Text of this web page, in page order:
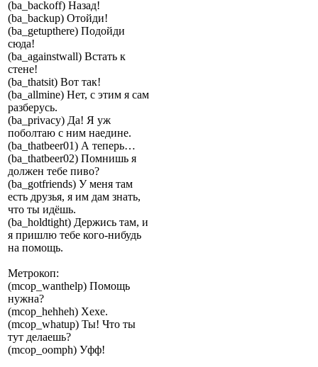
(ba_backoff) Назад!
(ba_backup) Отойди!
(ba_getupthere) Подойди
сюда!
(ba_againstwall) Встать к
стене!
(ba_thatsit) Вот так!
(ba_allmine) Нет, с этим я сам
разберусь.
(ba_privacy) Да! Я уж
поболтаю с ним наедине.
(ba_thatbeer01) А теперь…
(ba_thatbeer02) Помнишь я
должен тебе пиво?
(ba_gotfriends) У меня там
есть друзья, я им дам знать,
что ты идёшь.
(ba_holdtight) Держись там, и
я пришлю тебе кого-нибудь
на помощь.
Метрокоп:
(mcop_wanthelp) Помощь
нужна?
(mcop_hehheh) Хехе.
(mcop_whatup) Ты! Что ты
тут делаешь?
(mcop_oomph) Уфф!